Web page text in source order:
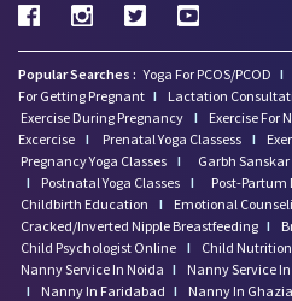
Popular Searches : Yoga For PCOS/PCOD I
For Getting Pregnant I Lactation
Exercise During Pregnancy I Exercise For
Excercise I Prenatal Yoga Classess I
Pregnancy Yoga Classes I Garbh
I
Postnatal Yoga Classes I Post-Partum
Childbirth Education
I Emotional
Cracked/Inverted Nipple Breastfeeding I
Child Psychologist Online I Child
Nanny Service In Noida I Nanny Service
I
Nanny In Faridabad I Nanny In